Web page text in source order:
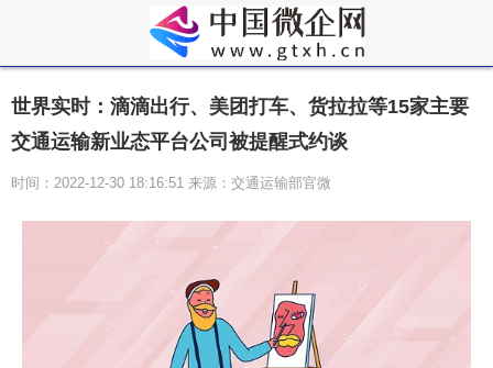
世界实时：滴滴出行、美团打车、货拉拉等15家主要
交通运输新业态平台公司被提醒式约谈
时间：2022-12-30 18:16:51 来源：交通运输部官微